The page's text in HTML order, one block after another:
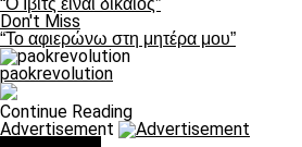
“Ο Ιβιτς είναι δίκαιος”
Don't Miss
“Το αφιερώνω στη μητέρα μου”
paokrevolution
Continue Reading
Advertisement